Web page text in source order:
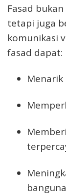
Fasad
tetapi juga
komunikasi
fasad dapat: